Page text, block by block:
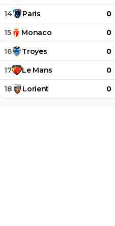
14 Paris 0
15 Monaco 0
16 Troyes 0
17 Le Mans 0
18 Lorient 0